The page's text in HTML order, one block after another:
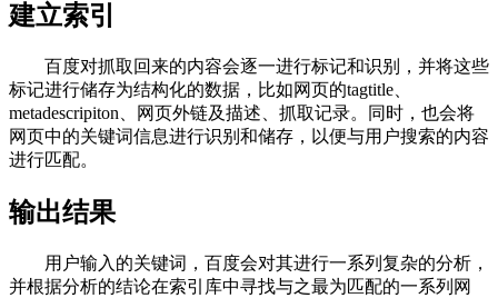
建立索引
百度对抓取回来的内容会逐一进行标记和识别，并将这些
标记进行储存为结构化的数据，比如网页的tagtitle、
metadescripiton、网页外链及描述、抓取记录。同时，也会将
网页中的关键词信息进行识别和储存，以便与用户搜索的内容
进行匹配。
输出结果
用户输入的关键词，百度会对其进行一系列复杂的分析，
并根据分析的结论在索引库中寻找与之最为匹配的一系列网